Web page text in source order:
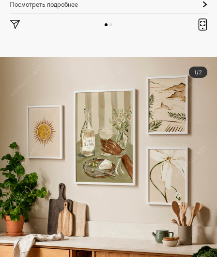
Посмотреть подробнее
1/2